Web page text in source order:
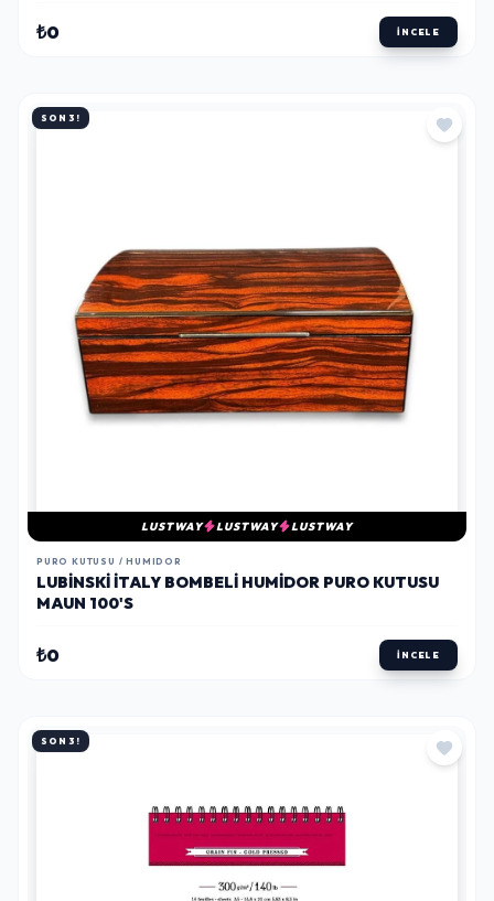
₺0 İNCELE
SON 3!
LUSTWAY LUSTWAY LUSTWAY
PURO KUTUSU / HUMIDOR
LUBINSKI İTALY BOMBELI HUMIDOR PURO KUTUSU
MAUN 100'S
₺0 İNCELE
SON 3!